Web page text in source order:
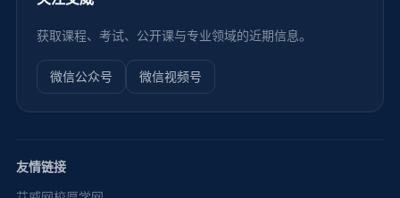
获取课程、考试、公开课与专业领域的近期信息。
微信公众号 微信视频号
友情链接